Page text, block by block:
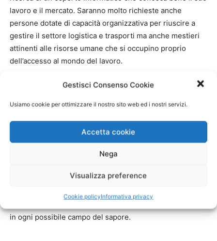
Gestisci Consenso Cookie
Usiamo cookie per ottimizzare il nostro sito web ed i nostri servizi.
Accetta cookie
Nega
Visualizza preference
Cookie policyInformativa privacy
lavoro e il mercato. Saranno molto richieste anche
persone dotate di capacità organizzativa per riuscire a
gestire il settore logistica e trasporti ma anche mestieri
attinenti alle risorse umane che si occupino proprio
dell’accesso al mondo del lavoro.
La richiesta in ambito medico
richiesti ci sarebbero stati anche quelli concernenti il
settore sanitario: medici, infermieri e oss ma anche
badanti e baby sitter saranno particolarmente fortunati
indispensabile il possesso del diploma, ed
eventualmente anche la laurea successivamente. Per
in ogni possibile campo del sapore.